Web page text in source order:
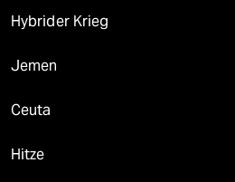
Hybrider Krieg
Jemen
Ceuta
Hitze